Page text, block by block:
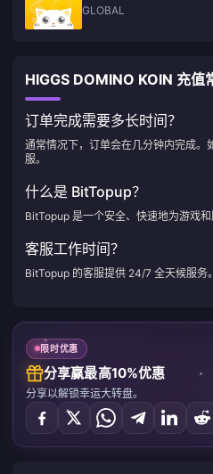
GLOBAL
HIGGS DOMINO KOIN 充值
订单完成需要多长时间？
通常情况下，订单会在几分钟内完成。
服。
什么是 BitTopup？
BitTopup 是一个安全、快速地为游戏和
客服工作时间？
BitTopup 的客服提供 24/7 全天候服务。
限时优惠
分享赢最高10%优惠
分享以解锁幸运大转盘。